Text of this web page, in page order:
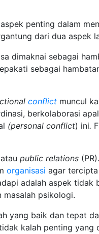
penting dalam
dari dua aspek
dimaknai sebagai
sebagai
conflict muncul
berkolaborasi
(personal conflict) ini.
atau public relations
organisasi agar
adalah aspek tidak
masalah psikologi.
yang baik dan tepat
kalah penting yang